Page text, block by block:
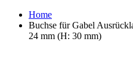
Home
Buchse für Gabel
24 mm (H: 30 mm)